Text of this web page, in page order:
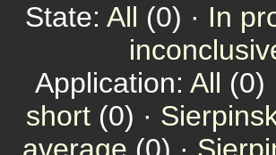
State: All (0) · In
Application: All (0)
short (0) ·